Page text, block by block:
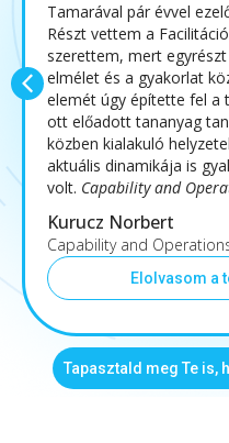
Tamarával pár évvel
Részt vettem a
szerettem, mert
elmélet és a gyakorlat
elemét úgy építette fel a
ott előadott tananyag
közben kialakuló
aktuális dinamikája is
volt. Capability and
Kurucz Norbert
Capability and
Elolvasom a
Tapasztald meg Te is,